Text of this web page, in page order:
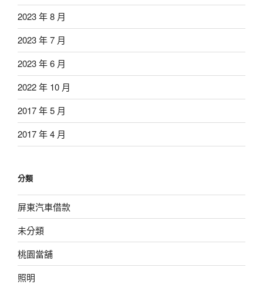
2023 年 8 月
2023 年 7 月
2023 年 6 月
2022 年 10 月
2017 年 5 月
2017 年 4 月
分類
屏東汽車借款
未分類
桃園當舖
照明